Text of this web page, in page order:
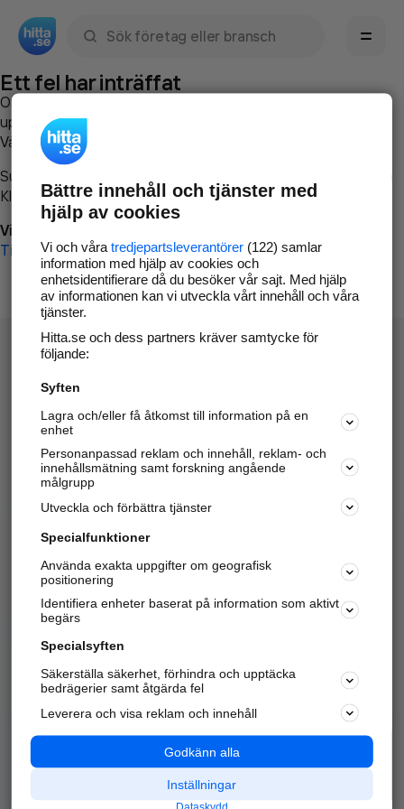
Ett fel har inträffat
Om du vill kan du
uppstod så att vi lättare och snabbare kan avhjälpa det.
Vänligen försök med följande:
Surfa till
Klicka påTillbaka-knappen i webbläsaren och försök igen
Vi beklagar besväret!
Till startsidan
Hitta.se - Gratis nummerupplysning.
Sök företag, personer och platser.
Hitta telefonnummer, adresser, företagsinfo mm.
Marknadsför företaget
Kom igång och annonsera mot
samarbetspartners nära dig.
Alla kategorier
Populära sökningar
API & Kartor
Annonsera
Integritet
Nödnummer
Bättre innehåll och tjänster med
hjälp av cookies
Vi och våra tredjepartsleverantörer(122) samlar
information med hjälp av cookies och
enhetsidentifierare då du besöker vår sajt. Med hjälp
av informationen kan vi utveckla vårt innehåll och våra
tjänster.
Hitta.se och dess partners kräver samtycke för
följande:
Syften
Lagra och/eller få åtkomst till information på en
enhet
Personanpassad reklam och innehåll, reklam- och
innehållsmätning samt forskning angående
målgrupp
Utveckla och förbättra tjänster
Specialfunktioner
Använda exakta uppgifter om geografisk
positionering
Identifiera enheter baserat på information som aktivt
begärs
Specialsyften
Säkerställa säkerhet, förhindra och upptäcka
bedrägerier samt åtgärda fel
Leverera och visa reklam och innehåll
Godkänn alla
Inställningar
Dataskydd